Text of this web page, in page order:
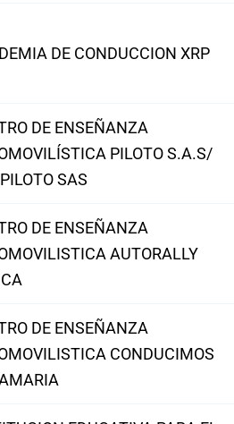
DE CONDUCCION XRP
DE ENSEÑANZA
PILOTO S.A.S/
SAS
DE ENSEÑANZA
AUTORALLY
DE ENSEÑANZA
CONDUCIMOS